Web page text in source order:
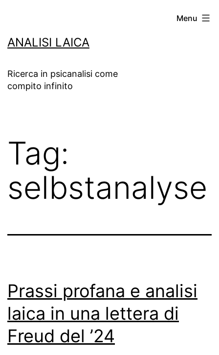
contenuto
ANALISI LAICA
Ricerca in psicanalisi come
compito infinito
Menu
Tag:
selbstanalyse
Prassi profana e analisi
laica in una lettera di
Freud del ’24